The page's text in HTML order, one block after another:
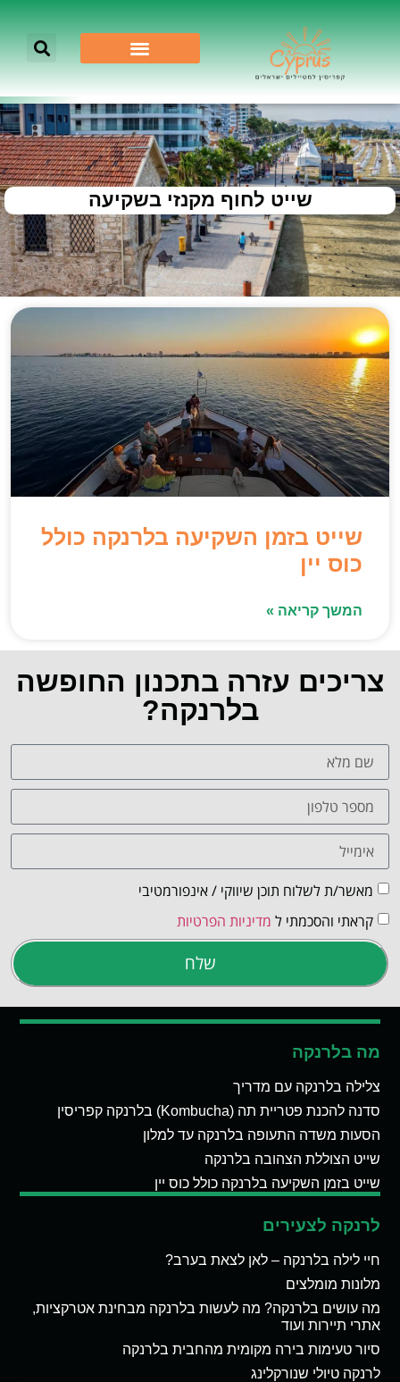
שייט לחוף מקנזי בשקיעה
שייט בזמן השקיעה בלרנקה כולל
כוס יין
המשך קריאה »
צריכים עזרה בתכנון החופשה
בלרנקה?
מאשר/ת לשלוח תוכן שיווקי / אינפורמטיבי
קראתי והסכמתי ל מדיניות הפרטיות
שלח
מה בלרנקה
צלילה בלרנקה עם מדריך
סדנה להכנת פטריית תה (Kombucha) בלרנקה קפריסין
הסעות משדה התעופה בלרנקה עד למלון
שייט הצוללת הצהובה בלרנקה
שייט בזמן השקיעה בלרנקה כולל כוס יין
לרנקה לצעירים
חיי לילה בלרנקה – לאן לצאת בערב?
מלונות מומלצים
מה עושים בלרנקה? מה לעשות בלרנקה מבחינת אטרקציות,
אתרי תיירות ועוד
סיור טעימות בירה מקומית מהחבית בלרנקה
לרנקה טיולי שנורקלינג